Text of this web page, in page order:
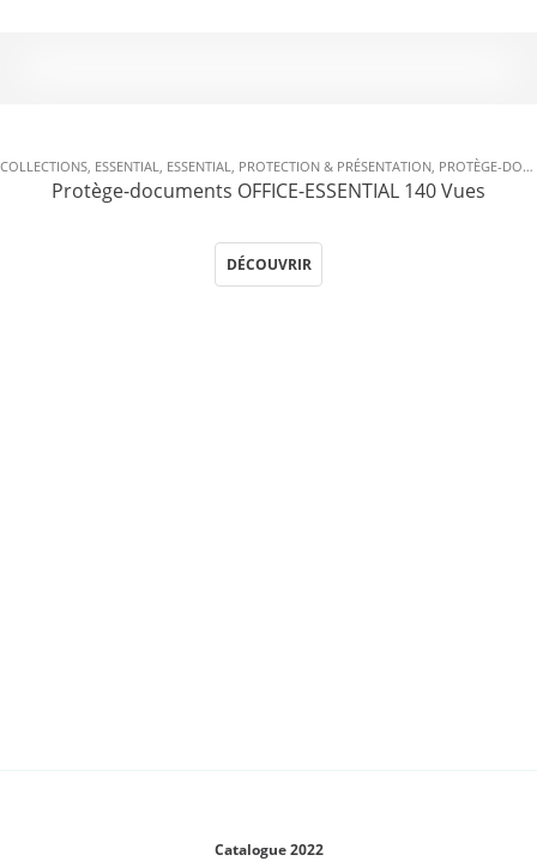
COLLECTIONS, ESSENTIAL, ESSENTIAL, PROTECTION & PRÉSENTATION, PROTÈGE-DOCUMENTS
Protège-documents OFFICE-ESSENTIAL 140 Vues
DÉCOUVRIR
Catalogue 2022